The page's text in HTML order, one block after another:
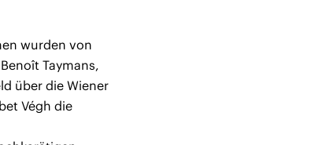
wurden von
Taymans,
über die Wiener
Végh die